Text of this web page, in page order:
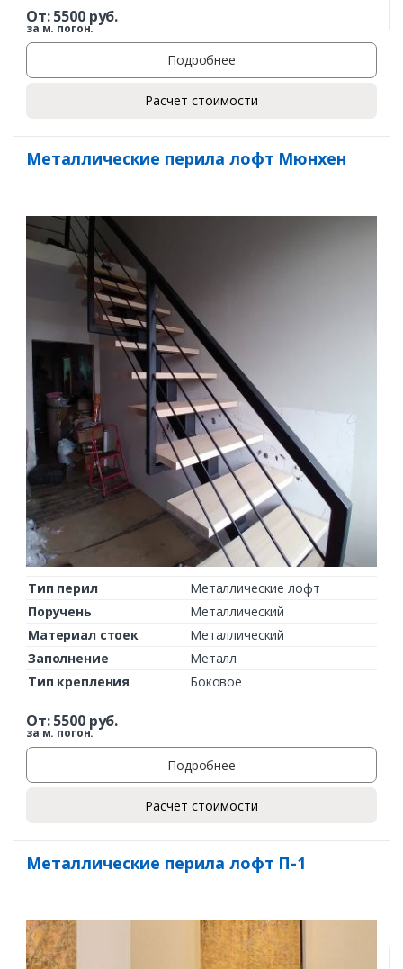
Заказать
Ваш телефон*
Комментарий к заказу
От:5500руб.
за м. погон.
Подробнее
Расчет стоимости
Металлические перила лофт Мюнхен
Тип перил
Металлические лофт
Поручень
Металлический
Материал стоек
Металлический
Заполнение
Металл
Тип крепления
Боковое
От:5500руб.
за м. погон.
Подробнее
Расчет стоимости
Металлические перила лофт П-1